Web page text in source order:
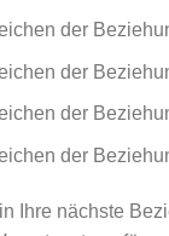
der
der
der
der
Ihre nächste